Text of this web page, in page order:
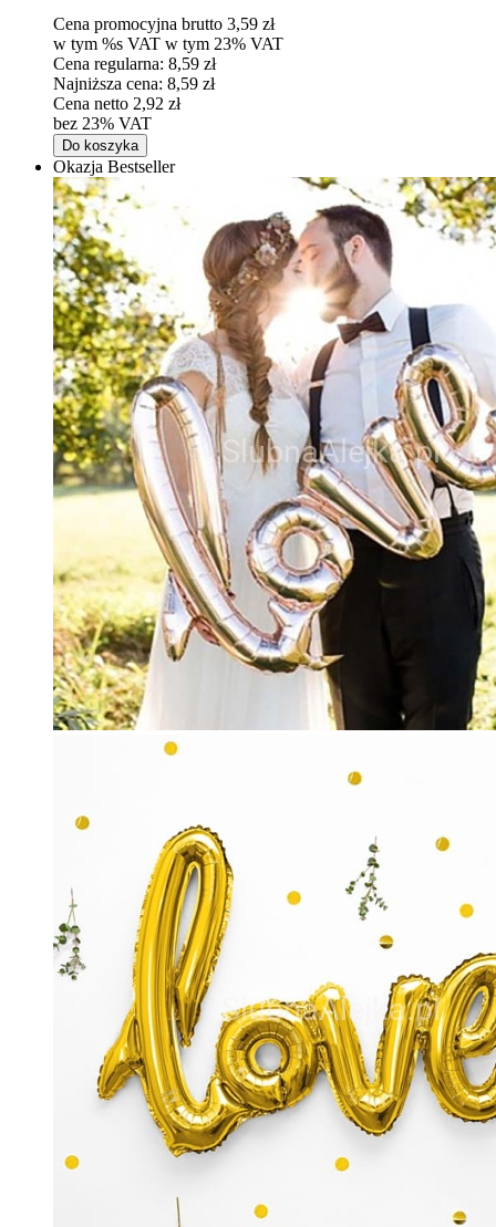
Cena promocyjna brutto 3,59 zł
w tym %s VAT w tym 23% VAT
Cena regularna: 8,59 zł
Najniższa cena: 8,59 zł
Cena netto 2,92 zł
bez 23% VAT
Do koszyka
Okazja Bestseller